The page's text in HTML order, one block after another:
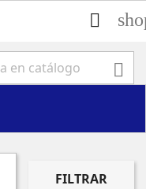


FILTRAR